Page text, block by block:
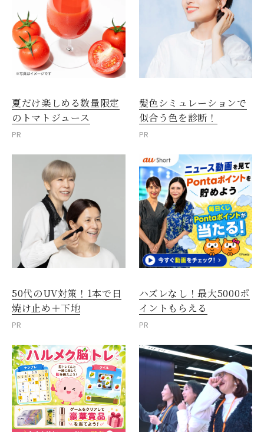
夏だけ楽しめる数量限定
のトマトジュース
PR
髪色シミュレーションで
似合う色を診断！
PR
50代のUV対策！1本で日
焼け止め＋下地
PR
ハズレなし！最大5000ポ
イントもらえる
PR